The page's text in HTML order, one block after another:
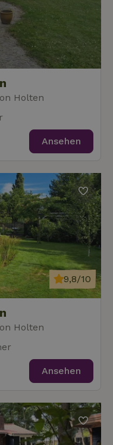
Holten
Ansehen
Holten
9,8/10
Ansehen